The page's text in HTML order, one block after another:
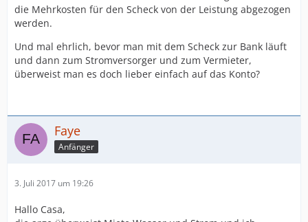
die Mehrkosten für den Scheck von der Leistung abgezogen
werden.
Und mal ehrlich, bevor man mit dem Scheck zur Bank läuft
und dann zum Stromversorger und zum Vermieter,
überweist man es doch lieber einfach auf das Konto?
Faye
Anfänger
3. Juli 2017 um 19:26
Hallo Casa,